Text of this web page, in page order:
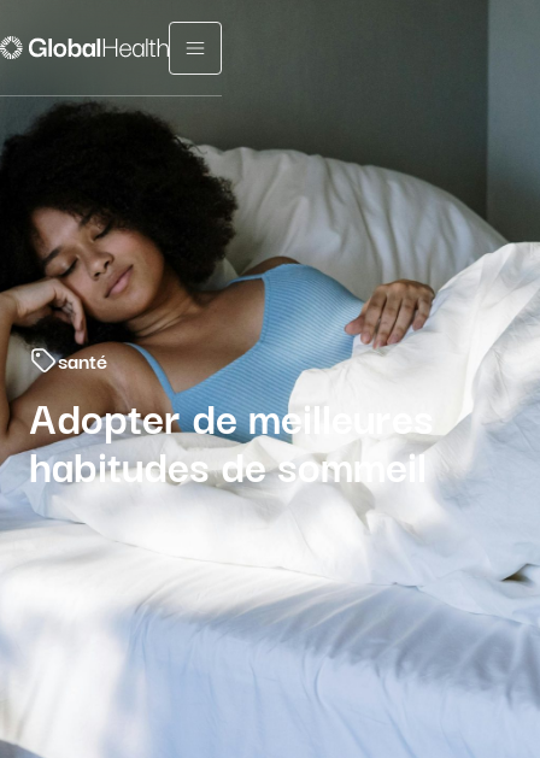
Menu fermé
santé
Adopter de meilleures
habitudes de sommeil